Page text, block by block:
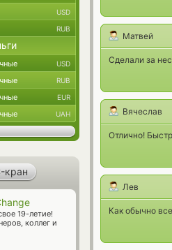
Матвей
Cделали за
Вячеслав
Отлично!
Лев
Как обычно
USD
RUB
USD
RUB
EUR
UAH
кран
19-летие!
коллег и